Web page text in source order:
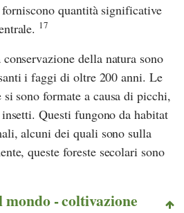
quantità significative
17
della natura sono
i faggi di oltre 200 anni. Le
sono formate a causa di picchi,
Questi fungono da habitat
alcuni dei quali sono sulla
queste foreste secolari sono
- coltivazione